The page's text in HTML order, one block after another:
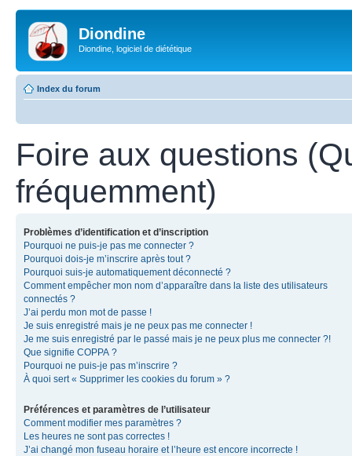
Diondine
Diondine, logiciel de diététique
Index du forum
Foire aux questions
fréquemment)
Problèmes d’identification et d’inscription
Pourquoi ne puis-je pas me connecter ?
Pourquoi dois-je m’inscrire après tout ?
Pourquoi suis-je automatiquement déconnecté ?
Comment empêcher mon nom d’apparaître dans la liste des utilisateurs
connectés ?
J’ai perdu mon mot de passe !
Je suis enregistré mais je ne peux pas me connecter !
Je me suis enregistré par le passé mais je ne peux plus me connecter ?!
Que signifie COPPA ?
Pourquoi ne puis-je pas m’inscrire ?
À quoi sert « Supprimer les cookies du forum » ?
Préférences et paramètres de l’utilisateur
Comment modifier mes paramètres ?
Les heures ne sont pas correctes !
J’ai changé mon fuseau horaire et l’heure est encore incorrecte !